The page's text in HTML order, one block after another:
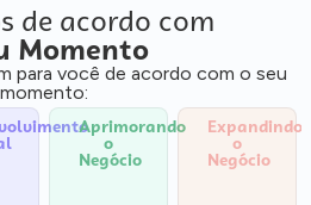
de acordo com
Momento
para você de acordo com o seu
momento:
Aprimorando
o
Negócio
Expandindo
o
Negócio